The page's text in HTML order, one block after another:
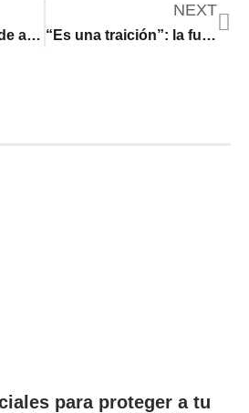
Agencia federal pide a empleados culpar a los demócratas por el cierre
NEXT
“Es una traición”: la furia de los ganaderos en EE.UU. porque el gobierno de Trump quiere importar más carne argentina
para proteger a tu